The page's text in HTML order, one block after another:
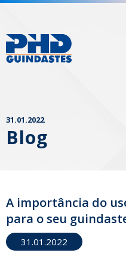
31.01.2022
Blog
A importância do
para o seu
31.01.2022